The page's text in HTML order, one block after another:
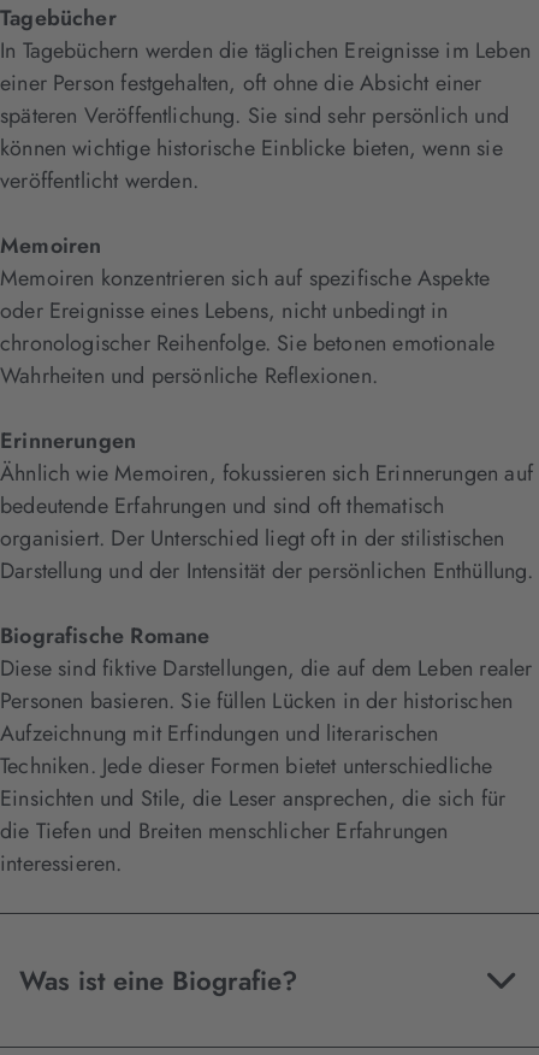
Tagebücher
In Tagebüchern werden die täglichen Ereignisse im Leben
einer Person festgehalten, oft ohne die Absicht einer
späteren Veröffentlichung. Sie sind sehr persönlich und
können wichtige historische Einblicke bieten, wenn sie
veröffentlicht werden.
Memoiren
Memoiren konzentrieren sich auf spezifische Aspekte
oder Ereignisse eines Lebens, nicht unbedingt in
chronologischer Reihenfolge. Sie betonen emotionale
Wahrheiten und persönliche Reflexionen.
Erinnerungen
Ähnlich wie Memoiren, fokussieren sich Erinnerungen auf
bedeutende Erfahrungen und sind oft thematisch
organisiert. Der Unterschied liegt oft in der stilistischen
Darstellung und der Intensität der persönlichen Enthüllung.
Biografische Romane
Diese sind fiktive Darstellungen, die auf dem Leben realer
Personen basieren. Sie füllen Lücken in der historischen
Aufzeichnung mit Erfindungen und literarischen
Techniken. Jede dieser Formen bietet unterschiedliche
Einsichten und Stile, die Leser ansprechen, die sich für
die Tiefen und Breiten menschlicher Erfahrungen
interessieren.
Was ist eine Biografie?